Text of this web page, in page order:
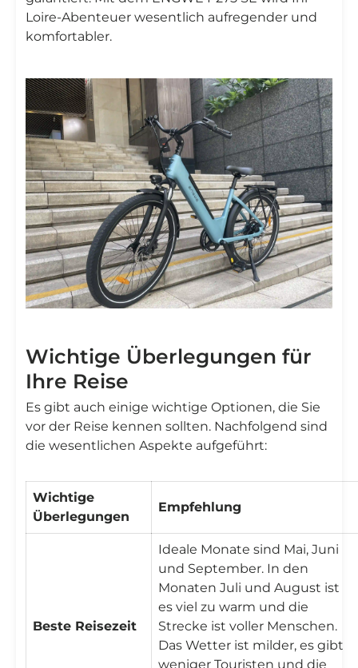
Loire-Abenteuer wesentlich aufregender und
komfortabler.
Wichtige Überlegungen für
Ihre Reise
Es gibt auch einige wichtige Optionen, die Sie
vor der Reise kennen sollten. Nachfolgend sind
die wesentlichen Aspekte aufgeführt:
Wichtige
Überlegungen
Empfehlung
Beste Reisezeit
Ideale Monate sind Mai, Juni
und September. In den
Monaten Juli und August ist
es viel zu warm und die
Strecke ist voller Menschen.
Das Wetter ist milder, es gibt
weniger Touristen und die